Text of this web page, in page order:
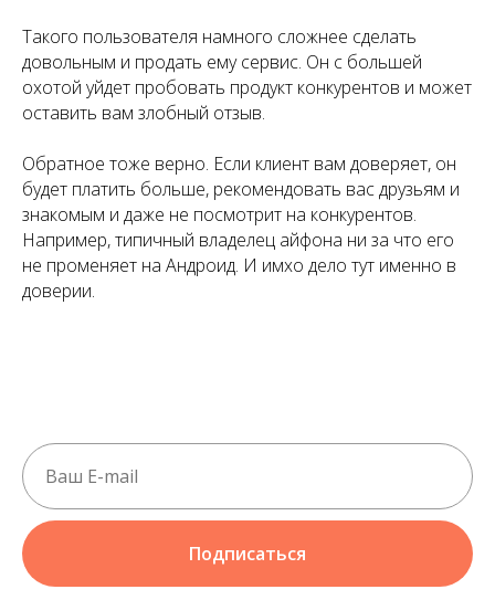
Такого пользователя намного сложнее сделать
довольным и продать ему сервис. Он с большей
охотой уйдет пробовать продукт конкурентов и может
оставить вам злобный отзыв.
Обратное тоже верно. Если клиент вам доверяет, он
будет платить больше, рекомендовать вас друзьям и
знакомым и даже не посмотрит на конкурентов.
Например, типичный владелец айфона ни за что его
не променяет на Андроид. И имхо дело тут именно в
доверии.
Подписаться